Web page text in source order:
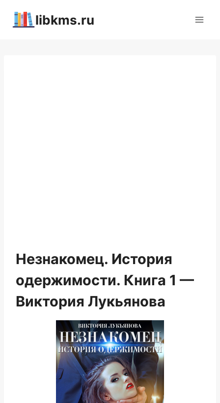
libkms.ru
Незнакомец. История
одержимости. Книга 1 —
Виктория Лукьянова